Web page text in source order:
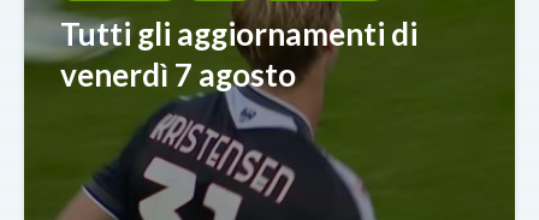
Tutti gli aggiornamenti di
venerdì 7 agosto